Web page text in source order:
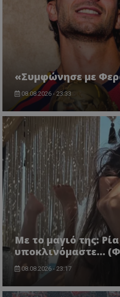
«Συμφώνησε με
08.08.2026 - 23:33
Με το μαγιό της:
υποκλινόμαστε…
08.08.2026 - 23:17